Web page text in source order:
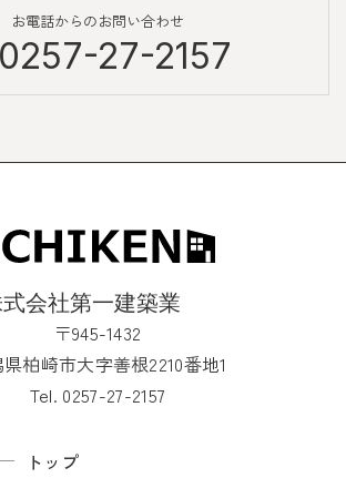
お電話からのお問い合わせ
0257-27-2157
〒945-1432
柏崎市大字善根2210番地1
Tel. 0257-27-2157
トップ